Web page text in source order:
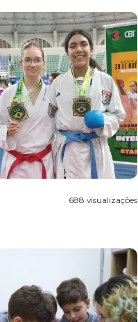
688 visualizações